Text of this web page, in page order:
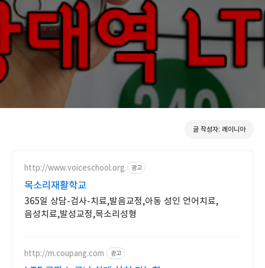
글 작성자: 레이니아
http://www.voiceschool.org 광고
목소리재활학교
365일 상담-검사-치료,발음교정,아동 성인 언어치료,
음성치료,발성교정,목소리성형
http://m.coupang.com 광고